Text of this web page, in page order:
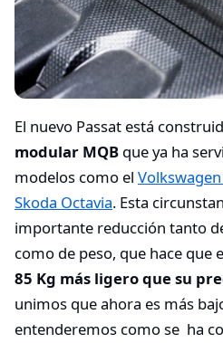
El nuevo Passat está
modular MQB que ya ha
modelos como el
Skoda Octavia. Esta
importante reducción tanto
como de peso, que hace que
85 Kg más ligero que su
unimos que ahora es más
entenderemos como se ha